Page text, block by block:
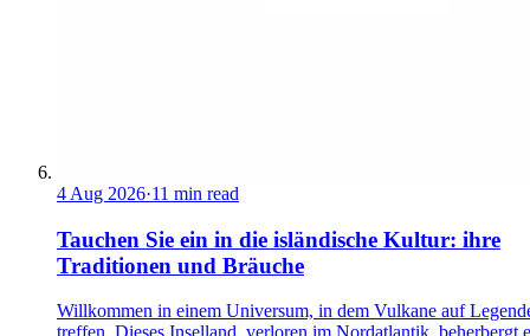
4 Aug 2026·11 min read
Tauchen Sie ein in die isländische Kultur: ihre
Traditionen und Bräuche
Willkommen in einem Universum, in dem Vulkane auf